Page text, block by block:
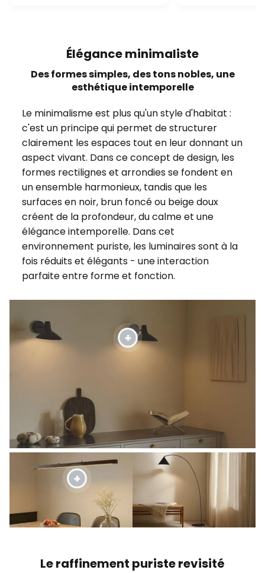
Élégance minimaliste
Des formes simples, des tons nobles, une
esthétique intemporelle
Le minimalisme est plus qu'un style d'habitat :
c'est un principe qui permet de structurer
clairement les espaces tout en leur donnant un
aspect vivant. Dans ce concept de design, les
formes rectilignes et arrondies se fondent en
un ensemble harmonieux, tandis que les
surfaces en noir, brun foncé ou beige doux
créent de la profondeur, du calme et une
élégance intemporelle. Dans cet
environnement puriste, les luminaires sont à la
fois réduits et élégants - une interaction
parfaite entre forme et fonction.
Le raffinement puriste revisité